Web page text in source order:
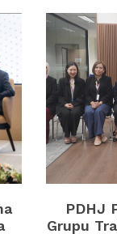
PDHJ
Grupu